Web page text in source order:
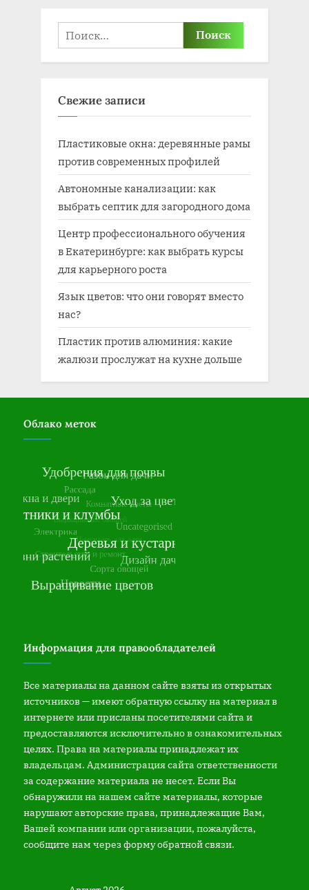
Найти:
Свежие записи
Пластиковые окна: деревянные рамы
против современных профилей
Автономные канализации: как
выбрать септик для загородного дома
Центр профессионального обучения
в Екатеринбурге: как выбрать курсы
для карьерного роста
Язык цветов: что они говорят вместо
нас?
Пластик против алюминия: какие
жалюзи прослужат на кухне дольше
Облако меток
Информация для правообладателей
Все материалы на данном сайте взяты из открытых
источников — имеют обратную ссылку на материал в
интернете или присланы посетителями сайта и
предоставляются исключительно в ознакомительных
целях. Права на материалы принадлежат их
владельцам. Администрация сайта ответственности
за содержание материала не несет. Если Вы
обнаружили на нашем сайте материалы, которые
нарушают авторские права, принадлежащие Вам,
Вашей компании или организации, пожалуйста,
сообщите нам через форму обратной связи.